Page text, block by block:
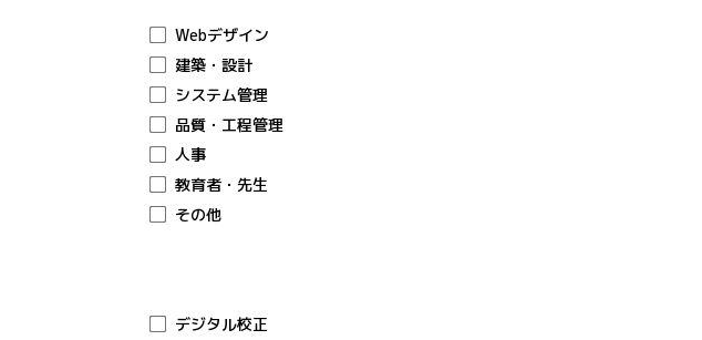
Webデザイン
建築・設計
システム管理
品質・工程管理
人事
教育者・先生
その他
デジタル校正